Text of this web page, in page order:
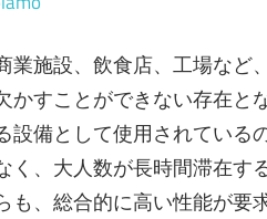
業施設、飲食店、工場など
かすことができない存在と
設備として使用されてい
く、大人数が長時間滞在
も、総合的に高い性能が